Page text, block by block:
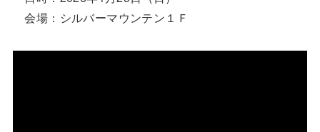
会場：シルバーマウンテン１Ｆ